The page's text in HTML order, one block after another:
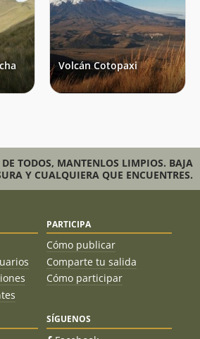
Volcán Cotopaxi
TODOS, MANTENLOS LIMPIOS. BAJA
Y CUALQUIERA QUE ENCUENTRES.
PARTICIPA
Cómo publicar
Comparte tu salida
Cómo participar
SÍGUENOS